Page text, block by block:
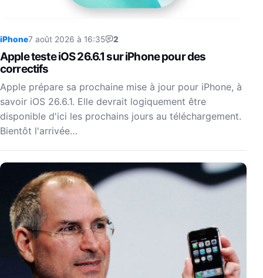
iPhone7 août 2026 à 16:35 2
Apple teste iOS 26.6.1 sur iPhone pour des
correctifs
Apple prépare sa prochaine mise à jour pour iPhone, à
savoir iOS 26.6.1. Elle devrait logiquement être
disponible d'ici les prochains jours au téléchargement.
Bientôt l'arrivée…